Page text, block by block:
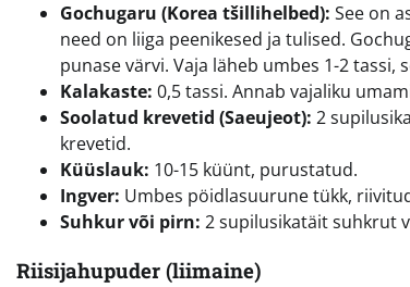
Gochugaru (Korea tšillihelbed): See on
need on liiga peenikesed ja tulised.
punase värvi. Vaja läheb umbes 1-2
Kalakaste: 0,5 tassi. Annab vajaliku
Soolatud krevetid (Saeujeot): 2
krevetid.
Küüslauk: 10-15 küünt, purustatud.
Ingver: Umbes pöidlasuurune tükk,
Suhkur või pirn: 2 supilusikatäit suhkrut
Riisijahupuder (liimaine)